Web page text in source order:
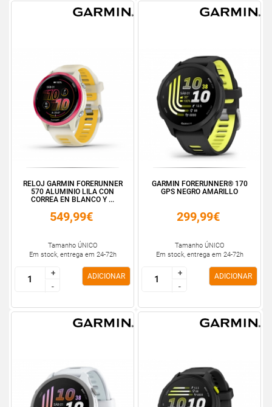
RELOJ GARMIN FORERUNNER
570 ALUMINIO LILA CON
CORREA EN BLANCO Y ...
549,99€
Tamanho ÚNICO
Em stock, entrega em 24-72h
+
-
+
-
ADICIONAR
GARMIN FORERUNNER® 170
GPS NEGRO AMARILLO
299,99€
Tamanho ÚNICO
Em stock, entrega em 24-72h
+
-
+
-
ADICIONAR